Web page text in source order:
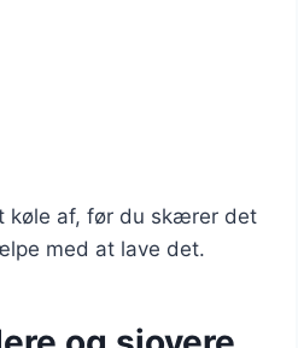
køle af, før du skærer det
med at lave det.